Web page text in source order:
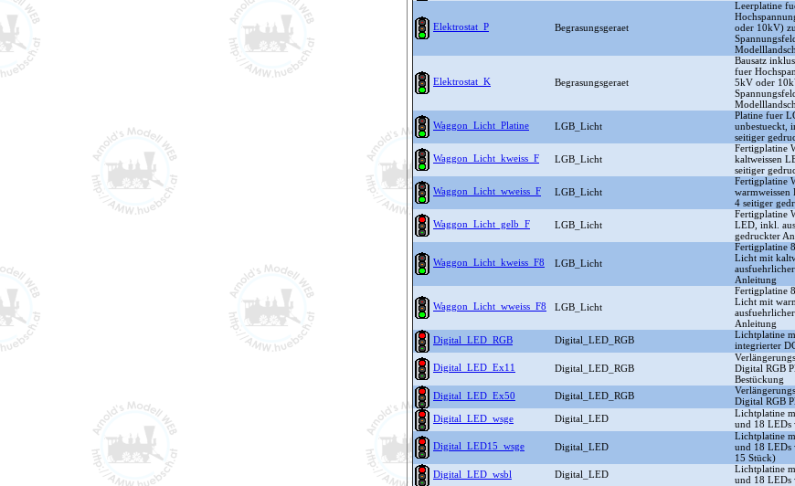
Elektrostat_P Begrasungsgeraet
Leerplatine
oder 10kV)
Elektrostat_K Begrasungsgeraet
Bausatz
fuer
5kV oder
Waggon_Licht_Platine LGB_Licht
Platine fuer
unbestueckt,
seitiger
Waggon_Licht_kweiss_F LGB_Licht
Fertigplatine
kaltweissen
seitiger
Waggon_Licht_wweiss_F LGB_Licht
Fertigplatine
4 seitiger
Waggon_Licht_gelb_F LGB_Licht
Fertigplatine
LED, inkl.
gedruckter
Waggon_Licht_kweiss_F8 LGB_Licht
Fertigplatine
Licht mit
Anleitung
Waggon_Licht_wweiss_F8 LGB_Licht
Fertigplatine
Licht mit
Anleitung
Digital_LED_RGB Digital_LED_RGB
Lichtplatine
integrierter
Digital_LED_Ex11 Digital_LED_RGB
Digital RGB
Bestückung
Digital_LED_Ex50 Digital_LED_RGB
Digital RGB
Digital_LED_wsge Digital_LED
Lichtplatine
und 18 LEDs
Digital_LED15_wsge Digital_LED
Lichtplatine
und 18 LEDs
15 Stück)
Digital_LED_wsbl Digital_LED
Lichtplatine
und 18 LEDs